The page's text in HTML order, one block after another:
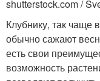
shutterstock.com /
Клубнику, так чаще
обычно сажают
есть свои
возможность